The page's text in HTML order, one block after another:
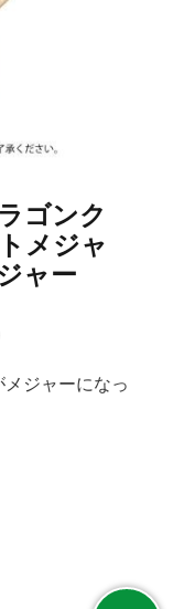
ゴンク
メジャ
ャー
ジャーになっ